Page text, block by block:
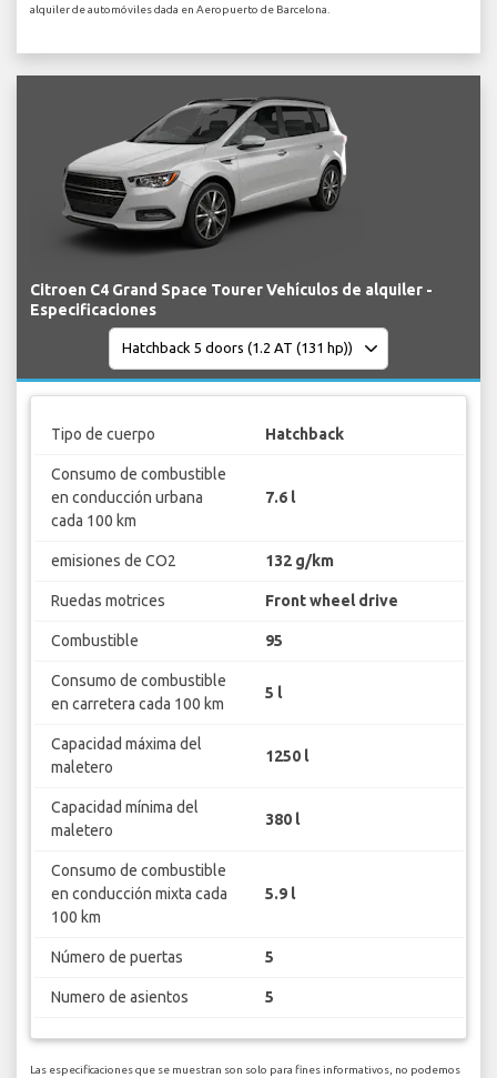
alquiler de automóviles dada en Aeropuerto de Barcelona.
Citroen C4 Grand Space Tourer Vehículos de alquiler -
Especificaciones
Tipo de cuerpo Hatchback
Consumo de combustible
en conducción urbana
cada 100 km
7.6 l
emisiones de CO2 132 g/km
Ruedas motrices Front wheel drive
Combustible 95
Consumo de combustible
en carretera cada 100 km
5 l
Capacidad máxima del
maletero
1250 l
Capacidad mínima del
maletero
380 l
Consumo de combustible
en conducción mixta cada
100 km
5.9 l
Número de puertas 5
Numero de asientos 5
Las especificaciones que se muestran son solo para fines informativos, no podemos